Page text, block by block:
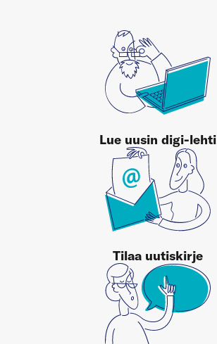
Lue uusin digi-lehti
Tilaa uutiskirje